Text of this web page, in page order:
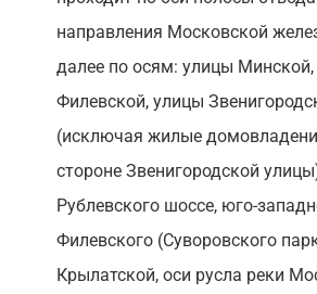
направления Московской
далее по осям: улицы
Филевской, улицы
(исключая жилые
стороне Звенигородской
Рублевского шоссе, юго-
Филевского (Суворовского
Крылатской, оси русла реки